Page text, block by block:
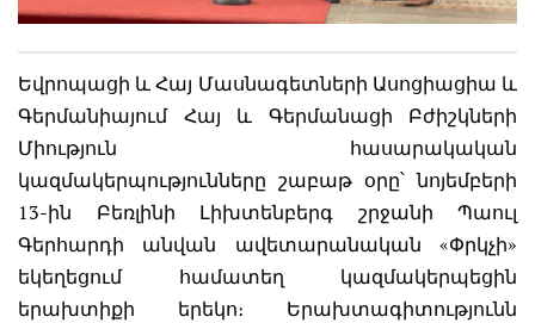
Եվրոպացի և Հայ Մասնագետների Ասոցիացիա և
Գերմանիայում Հայ և Գերմանացի Բժիշկների
Միություն հասարակական
կազմակերպությունները շաբաթ օրը՝ նոյեմբերի
13-ին Բեռլինի Լիխտենբերգ շրջանի Պաուլ
Գերհարդի անվան ավետարանական «Փրկչի»
եկեղեցում համատեղ կազմակերպեցին
երախտիքի երեկո։ Երախտագիտությունն